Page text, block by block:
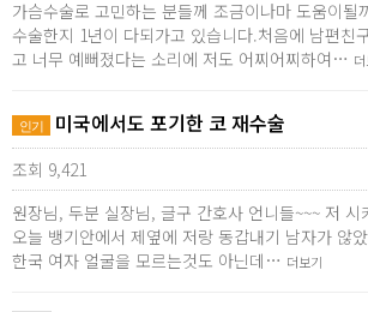
가슴수술로 고민하는 분들께 조금이나마 도움이될
수술한지 1년이 다되가고 있습니다.처음에 남편친
고 너무 예뻐졌다는 소리에 저도 어찌어찌하여…
인기 미국에서도 포기한 코 재수술
조회 9,421
원장님, 두분 실장님, 글구 간호사 언니들~~~ 저
오늘 뱅기안에서 제옆에 저랑 동갑내기 남자가 않
한국 여자 얼굴을 모르는것도 아닌데… 더보기